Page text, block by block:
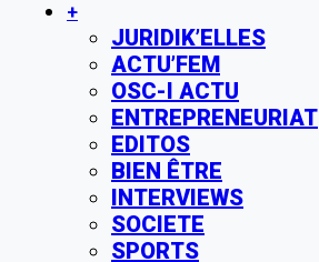
+
JURIDIK’ELLES
ACTU’FEM
OSC-I ACTU
ENTREPRENEURIAT
EDITOS
BIEN ÊTRE
INTERVIEWS
SOCIETE
SPORTS